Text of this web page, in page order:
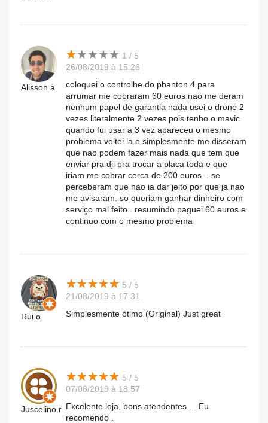
Alisson.a
★★★★★
★★★★★ 1 / 5
26/08/2019 à 15:26
coloquei o controlhe do phanton 4 para
arrumar me cobraram 60 euros nao me deram
nenhum papel de garantia nada usei o drone 2
vezes literalmente 2 vezes pois tenho o mavic
quando fui usar a 3 vez apareceu o mesmo
problema voltei la e simplesmente me disseram
que nao podem fazer mais nada que tem que
enviar pra dji pra trocar a placa toda e que
iriam me cobrar cerca de 200 euros... se
perceberam que nao ia dar jeito por que ja nao
me avisaram. so queriam ganhar dinheiro com
serviço mal feito.. resumindo paguei 60 euros e
continuo com o mesmo problema
Rui.o
★★★★★
★★★★★ 5 / 5
21/08/2019 à 17:31
Simplesmente ótimo (Original) Just great
Juscelino.r
★★★★★
★★★★★ 5 / 5
07/08/2019 à 18:57
Excelente loja, bons atendentes ... Eu
recomendo .